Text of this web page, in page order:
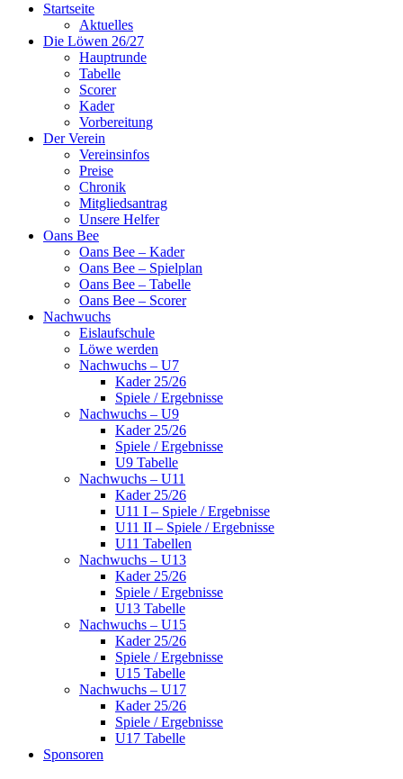
Startseite
Aktuelles
Die Löwen 26/27
Hauptrunde
Tabelle
Scorer
Kader
Vorbereitung
Der Verein
Vereinsinfos
Preise
Chronik
Mitgliedsantrag
Unsere Helfer
Oans Bee
Oans Bee – Kader
Oans Bee – Spielplan
Oans Bee – Tabelle
Oans Bee – Scorer
Nachwuchs
Eislaufschule
Löwe werden
Nachwuchs – U7
Kader 25/26
Spiele / Ergebnisse
Nachwuchs – U9
Kader 25/26
Spiele / Ergebnisse
U9 Tabelle
Nachwuchs – U11
Kader 25/26
U11 I – Spiele / Ergebnisse
U11 II – Spiele / Ergebnisse
U11 Tabellen
Nachwuchs – U13
Kader 25/26
Spiele / Ergebnisse
U13 Tabelle
Nachwuchs – U15
Kader 25/26
Spiele / Ergebnisse
U15 Tabelle
Nachwuchs – U17
Kader 25/26
Spiele / Ergebnisse
U17 Tabelle
Sponsoren